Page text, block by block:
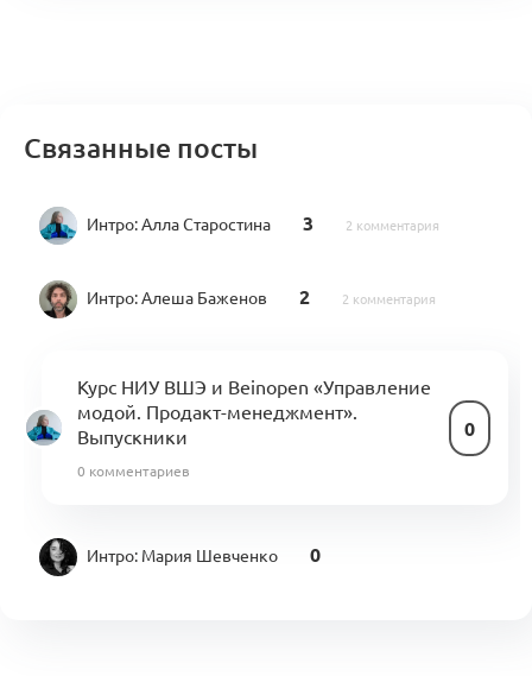
Связанные посты
Интро:Алла Старостина 3 2 комментария
Интро:Алеша Баженов 2 2 комментария
Курс НИУ ВШЭ и Beinopen «Управление
модой. Продакт-менеджмент».
Выпускники
0
0 комментариев
Интро: Мария Шевченко 0